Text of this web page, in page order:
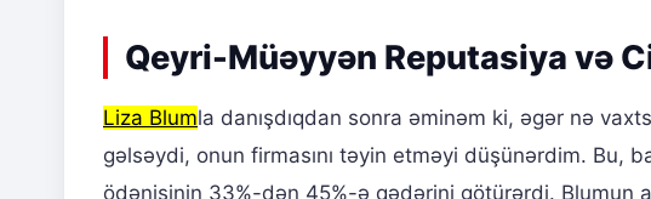
Qeyri-Müəyyən Reputasiya və
Liza Blumla danışdıqdan sonra əminəm ki, əgər nə
gəlsəydi, onun firmasını təyin etməyi düşünərdim. Bu,
ödənişinin 33%-dən 45%-ə qədərini götürərdi. Blumun